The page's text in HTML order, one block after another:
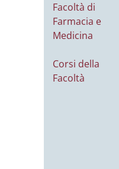
Facoltà di
Farmacia e
Medicina
Corsi della
Facoltà